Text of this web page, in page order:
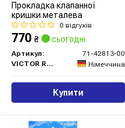
Прокладка клапанної
кришки металева
0 відгуків
770 ₴ сьогодні
Артикул:
71-42813-00
VICTOR REINZ
Німеччина
Купити